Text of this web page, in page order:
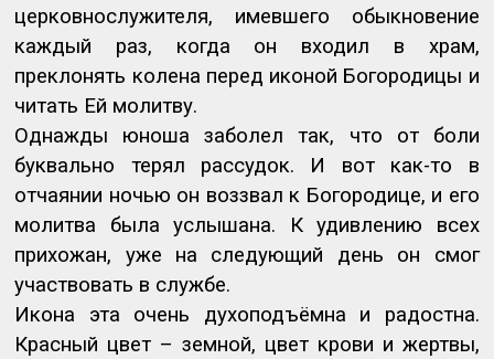
церковнослужителя, имевшего обыкновение
каждый раз, когда он входил в храм,
преклонять колена перед иконой Богородицы и
читать Ей молитву.
Однажды юноша заболел так, что от боли
буквально терял рассудок. И вот как-то в
отчаянии ночью он воззвал к Богородице, и его
молитва была услышана. К удивлению всех
прихожан, уже на следующий день он смог
участвовать в службе.
Икона эта очень духоподъёмна и радостна.
Красный цвет – земной, цвет крови и жертвы,